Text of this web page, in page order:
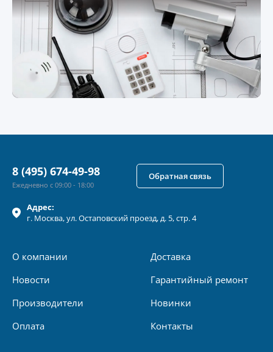
Адрес:
г. Москва, ул.Остаповский проезд, д. 5, стр. 4
О компании
Новости
Производители
Оплата
Доставка
Гарантийный ремонт
Новинки
Контакты
8 (495) 674-49-98
Ежедневно с 09:00 - 18:00
Обратная связь